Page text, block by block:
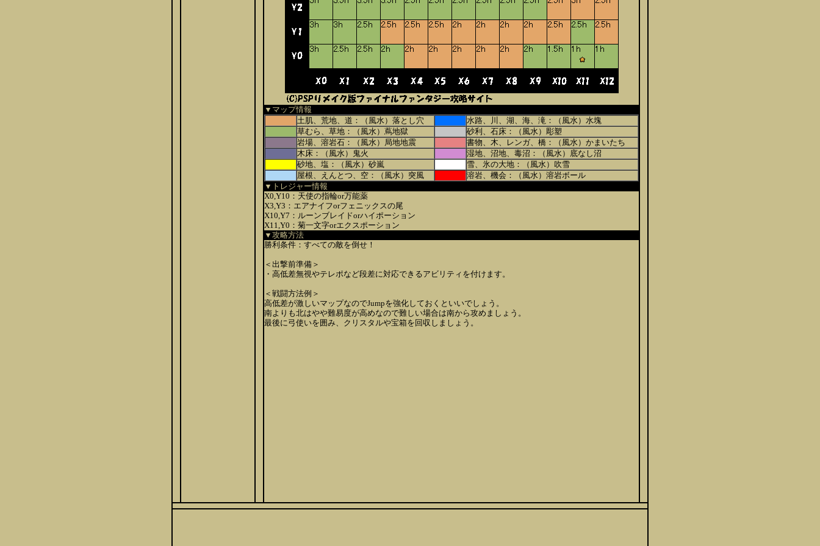
▼マップ情報
土肌、荒地、道：（風水）落とし穴
水路、川、湖、海、滝：（風水）水塊
草むら、草地：（風水）蔦地獄
砂利、石床：（風水）彫塑
岩場、溶岩石：（風水）局地地震
書物、木、レンガ、橋：（風水）かまいたち
木床：（風水）鬼火
湿地、沼地、毒沼：（風水）底なし沼
砂地、塩：（風水）砂嵐
雪、氷の大地：（風水）吹雪
屋根、えんとつ、空：（風水）突風
溶岩、機会：（風水）溶岩ボール
▼トレジャー情報
X0,Y10：天使の指輪or万能薬
X3,Y3：エアナイフorフェニックスの尾
X10,Y7：ルーンブレイドorハイポーション
X11,Y0：菊一文字orエクスポーション
▼攻略方法
勝利条件：すべての敵を倒せ！
＜出撃前準備＞
・高低差無視やテレポなど段差に対応できるアビリティを付けます。
＜戦闘方法例＞
高低差が激しいマップなのでJumpを強化しておくといいでしょう。
南よりも北はやや難易度が高めなので難しい場合は南から攻めましょう。
最後に弓使いを囲み、クリスタルや宝箱を回収しましょう。